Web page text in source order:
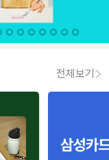
전체보기